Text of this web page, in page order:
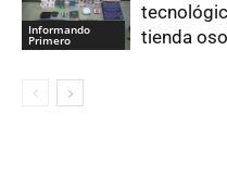
Informando
Primero
tienda